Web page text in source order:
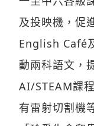
及投映機，促
English Café
動兩科語文，
AI/STEAM課
有雷射切割機